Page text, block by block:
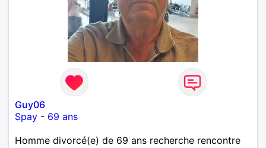
Guy06
Spay - 69 ans
Homme divorcé(e) de 69 ans recherche rencontre